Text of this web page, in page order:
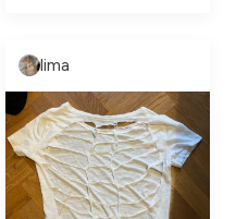
lima